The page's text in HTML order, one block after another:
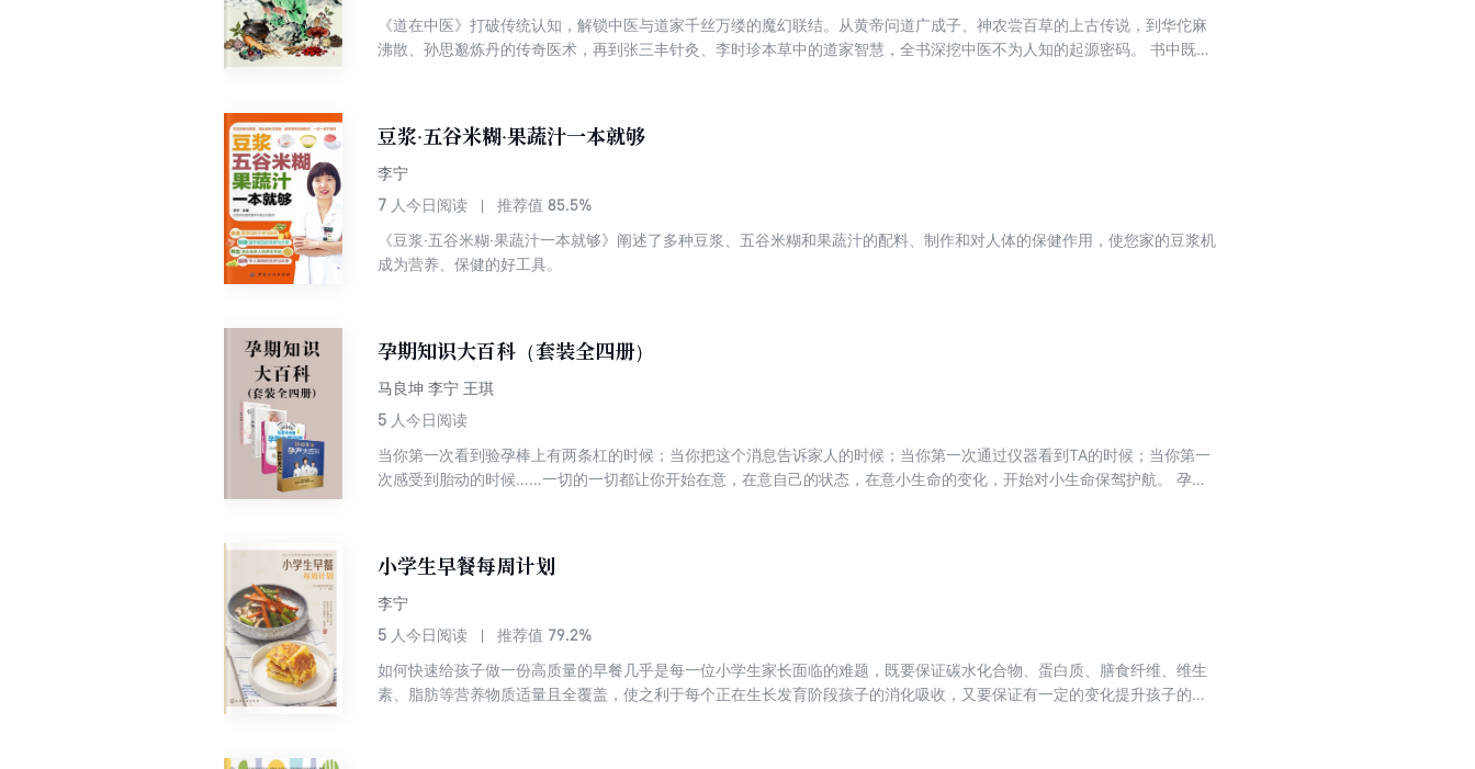
《道在中医》打破传统认知，解锁中医与道家千丝万缕的魔幻联结。从黄帝问道广成子、神农尝百草的上古传说，到华佗麻
沸散、孙思邈炼丹的传奇医术，再到张三丰针灸、李时珍本草中的道家智慧，全书深挖中医不为人知的起源密码。 书中既有
豆浆·五谷米糊·果蔬汁一本就够
李宁
7 人今日阅读 推荐值 85.5%
《豆浆·五谷米糊·果蔬汁一本就够》阐述了多种豆浆、五谷米糊和果蔬汁的配料、制作和对人体的保健作用，使您家的豆浆机
成为营养、保健的好工具。
孕期知识大百科（套装全四册）
马良坤 李宁 王琪
5 人今日阅读
当你第一次看到验孕棒上有两条杠的时候；当你把这个消息告诉家人的时候；当你第一次通过仪器看到TA的时候；当你第一
次感受到胎动的时候……一切的一切都让你开始在意，在意自己的状态，在意小生命的变化，开始对小生命保驾护航。 孕期
小学生早餐每周计划
李宁
5 人今日阅读 推荐值 79.2%
如何快速给孩子做一份高质量的早餐几乎是每一位小学生家长面临的难题，既要保证碳水化合物、蛋白质、膳食纤维、维生
素、脂肪等营养物质适量且全覆盖，使之利于每个正在生长发育阶段孩子的消化吸收，又要保证有一定的变化提升孩子的食